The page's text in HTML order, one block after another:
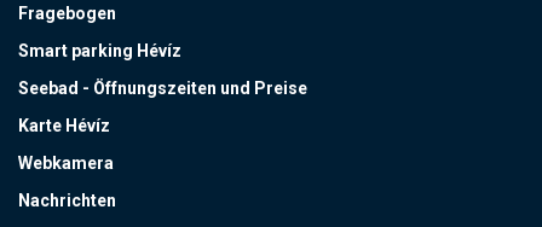
Fragebogen
Smart parking Hévíz
Seebad - Öffnungszeiten und Preise
Karte Hévíz
Webkamera
Nachrichten